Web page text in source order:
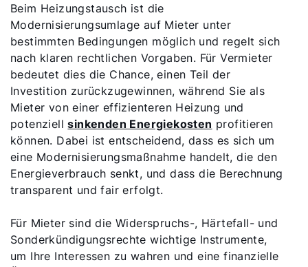
Beim Heizungstausch ist die
Modernisierungsumlage auf Mieter unter
bestimmten Bedingungen möglich und regelt sich
nach klaren rechtlichen Vorgaben. Für Vermieter
bedeutet dies die Chance, einen Teil der
Investition zurückzugewinnen, während Sie als
Mieter von einer effizienteren Heizung und
potenziellsinkenden Energiekosten profitieren
können. Dabei ist entscheidend, dass es sich um
eine Modernisierungsmaßnahme handelt, die den
Energieverbrauch senkt, und dass die Berechnung
transparent und fair erfolgt.
Für Mieter sind die Widerspruchs-, Härtefall- und
Sonderkündigungsrechte wichtige Instrumente,
um Ihre Interessen zu wahren und eine finanzielle